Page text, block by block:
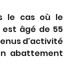
le cas où le
âgé de 55
d'activité
abattement